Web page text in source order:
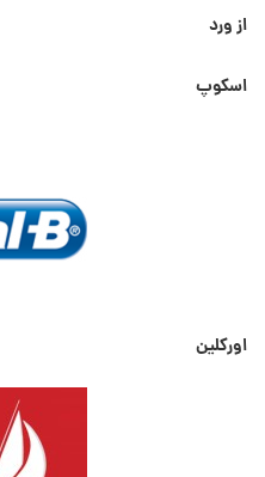
از ورد
اسکوپ
اورکلین